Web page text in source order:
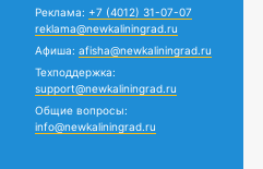
Реклама: +7 (4012) 31-07-07
reklama@newkaliningrad.ru
Афиша: afisha@newkaliningrad.ru
Техподдержка:
support@newkaliningrad.ru
Общие вопросы:
info@newkaliningrad.ru